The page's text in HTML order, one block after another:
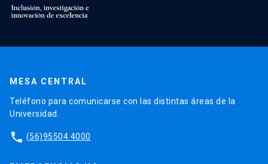
MESA CENTRAL
Teléfono para comunicarse con las distintas áreas de la
Universidad.
phone (56)95504 4000